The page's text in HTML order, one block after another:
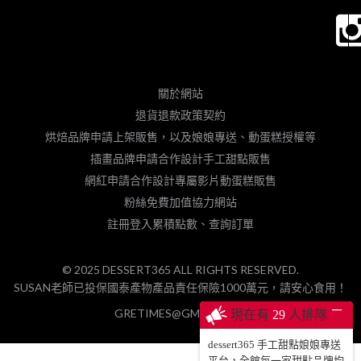
現在有 29 人排隊 ─
dessert365 手工甜點娘娘專送
關於網站
退貨退款政策契約
烘焙品牌申請上架販售，以及娘娘專送、動蛋糕授權等
插畫品牌申請合作設計手工甜點販售
網紅申請合作設計專屬影片動蛋糕販售
粉絲免費加值協力網站
註冊登入累積點數、查詢訂單
© 2025 DESSERT365 ALL RIGHTS RESERVED.
SUSAN老師已投保國泰產物產品責任保險1000萬元，請安心食用！
GRETIMES@GMAIL.COM